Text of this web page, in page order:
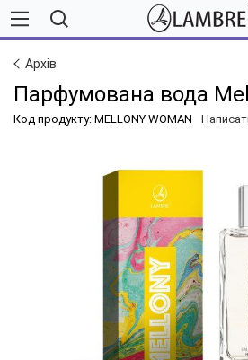
Архів
Парфумована вода
Код продукту: MELLONY WOMAN